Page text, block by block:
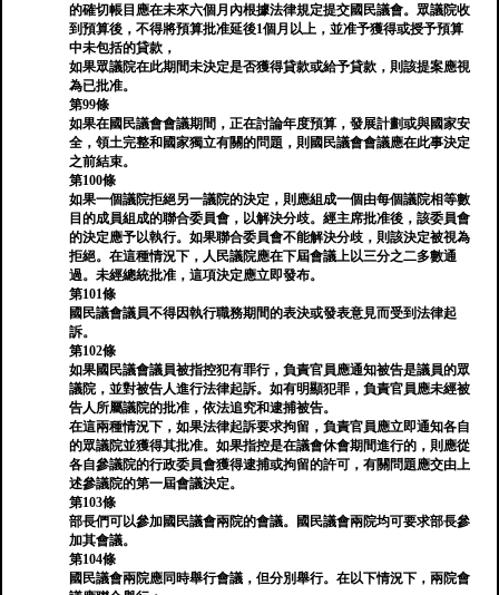
的確切帳目應在未來六個月內根據法律規定提交國民議會。眾議院收
到預算後，不得將預算批准延後1個月以上，並准予獲得或授予預算
中未包括的貸款，
如果眾議院在此期間未決定是否獲得貸款或給予貸款，則該提案應視
為已批准。
第99條
如果在國民議會會議期間，正在討論年度預算，發展計劃或與國家安
全，領土完整和國家獨立有關的問題，則國民議會會議應在此事決定
之前結束。
第100條
如果一個議院拒絕另一議院的決定，則應組成一個由每個議院相等數
目的成員組成的聯合委員會，以解決分歧。經主席批准後，該委員會
的決定應予以執行。如果聯合委員會不能解決分歧，則該決定被視為
拒絕。在這種情況下，人民議院應在下屆會議上以三分之二多數通
過。未經總統批准，這項決定應立即發布。
第101條
國民議會議員不得因執行職務期間的表決或發表意見而受到法律起
訴。
第102條
如果國民議會議員被指控犯有罪行，負責官員應通知被告是議員的眾
議院，並對被告​​人進行法律起訴。如有明顯犯罪，負責官員應未經被
告人所屬議院的批准，依法追究和逮捕被告。
在這兩種情況下，如果法律起訴要求拘留，負責官員應立即通知各自
的眾議院並獲得其批准。如果指控是在議會休會期間進行的，則應從
各自參議院的行政委員會獲得逮捕或拘留的許可，有關問題應交由上
述參議院的第一屆會議決定。
第103條
部長們可以參加國民議會兩院的會議。國民議會兩院均可要求部長參
加其會議。
第104條
國民議會兩院應同時舉行會議，但分別舉行。在以下情況下，兩院會